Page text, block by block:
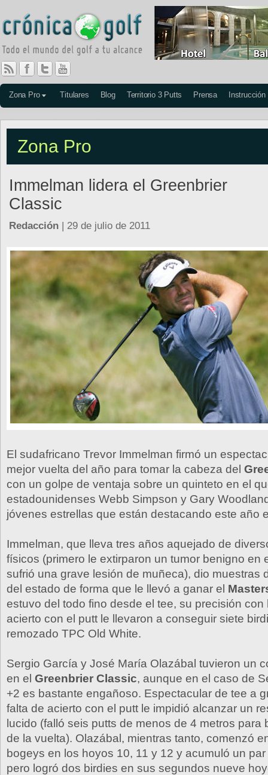
Zona Pro Titulares Blog Territorio 3 Putts Prensa Instrucción
Zona Pro
Immelman lidera el Greenbrier
Classic
Redacción | 29 de julio de 2011
El sudafricano Trevor Immelman firmó un
mejor vuelta del año para tomar la cabeza del
con un golpe de ventaja sobre un quinteto en el
estadounidenses Webb Simpson y Gary
jóvenes estrellas que están destacando este año
Immelman, que lleva tres años aquejado de
físicos (primero le extirparon un tumor benigno en
sufrió una grave lesión de muñeca), dio muestras
del estado de forma que le llevó a ganar el
estuvo del todo fino desde el tee, su precisión con
acierto con el putt le llevaron a conseguir siete
remozado TPC Old White.
Sergio García y José María Olazábal tuvieron un
en el Greenbrier Classic, aunque en el caso de
+2 es bastante engañoso. Espectacular de tee a
falta de acierto con el putt le impidió alcanzar un
lucido (falló seis putts de menos de 4 metros para
de la vuelta). Olazábal, mientras tanto, comenzó
bogeys en los hoyos 10, 11 y 12 y acumuló un
pero logró dos birdies en sus segundos nueve